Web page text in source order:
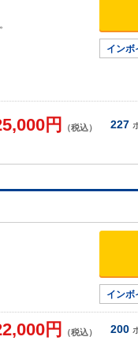
インボ
円 （税込） 227
インボ
円 （税込） 200